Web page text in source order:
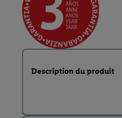
Description du produit